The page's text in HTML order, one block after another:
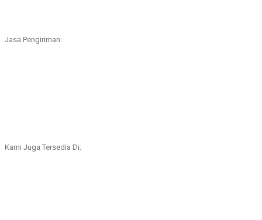
Jasa Pengiriman:
Kami Juga Tersedia Di: